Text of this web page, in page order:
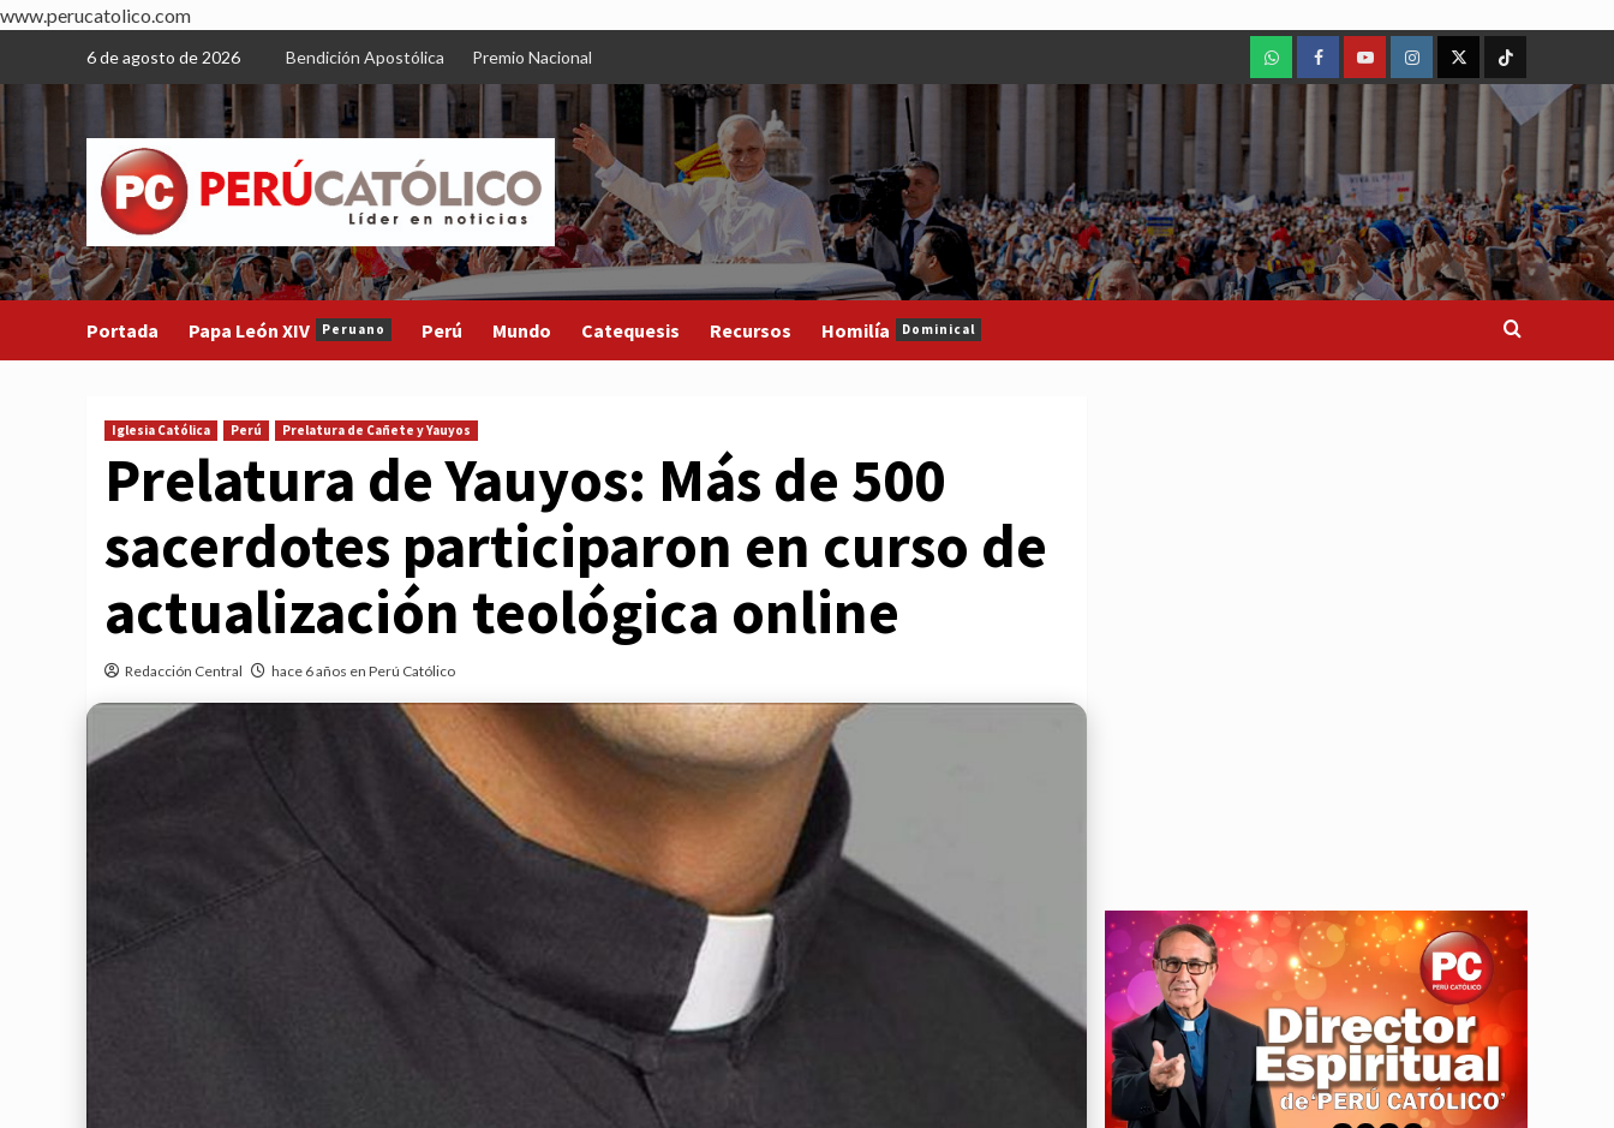
www.perucatolico.com
content
6 de agosto de 2026 Bendición Apostólica Premio Nacional
WhatsAppFacebookYoutubeInstagram
X TikTok
Portada Papa León XIV Peruano Perú Mundo Catequesis Recursos Homilía Dominical
Iglesia Católica Perú Prelatura de Cañete y Yauyos
Prelatura de Yauyos: Más de 500
sacerdotes participaron en curso de
actualización teológica online
Redacción Central hace 6 años en Perú Católico